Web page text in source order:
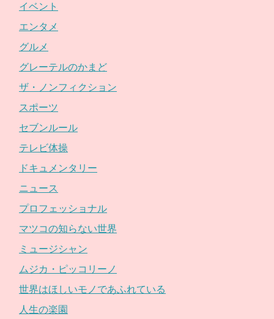
イベント
エンタメ
グルメ
グレーテルのかまど
ザ・ノンフィクション
スポーツ
セブンルール
テレビ体操
ドキュメンタリー
ニュース
プロフェッショナル
マツコの知らない世界
ミュージシャン
ムジカ・ピッコリーノ
世界はほしいモノであふれている
人生の楽園